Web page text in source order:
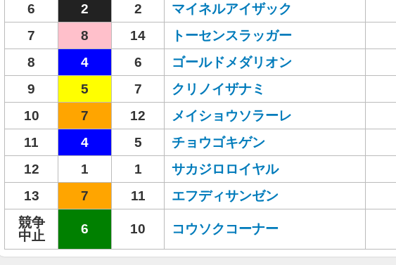
6
2 2 マイネルアイザック
7
8 14 トーセンスラッガー
8
4 6 ゴールドメダリオン
9
5 7 クリノイザナミ
10
7 12 メイショウソラーレ
11
4 5 チョウゴキゲン
12
1 1 サカジロロイヤル
13
7 11 エフディサンゼン
競争
中止
6 10 コウソクコーナー